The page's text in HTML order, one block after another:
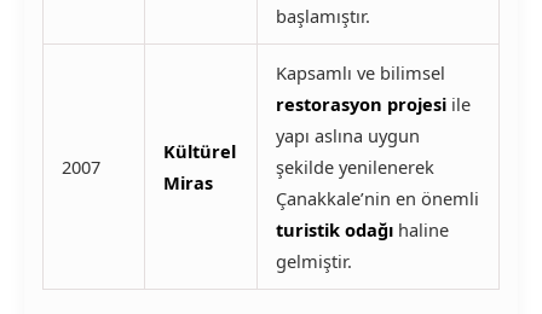
başlamıştır.
2007
Kültürel
Miras
Kapsamlı ve bilimsel
restorasyon projesiile
yapı aslına uygun
şekilde yenilenerek
Çanakkale’nin en önemli
turistik odağıhaline
gelmiştir.